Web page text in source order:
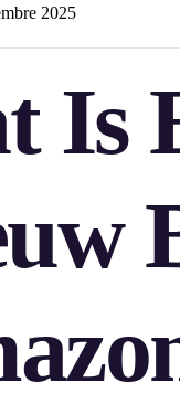
2025
Is